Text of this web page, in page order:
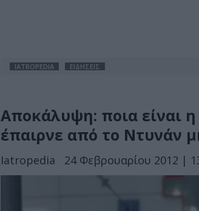
IATROPEDIA ΕΙΔΗΣΕΙΣ
Αποκάλυψη: ποια είναι
έπαιρνε από το Ντυνάν
Iatropedia 24 Φεβρουαρίου 2012 |